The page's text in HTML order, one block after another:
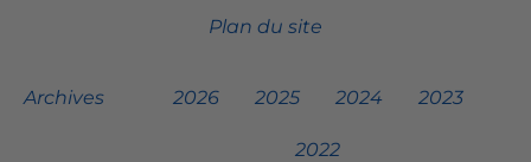
Plan du site
Archives 2026 2025 2024 2023
2022